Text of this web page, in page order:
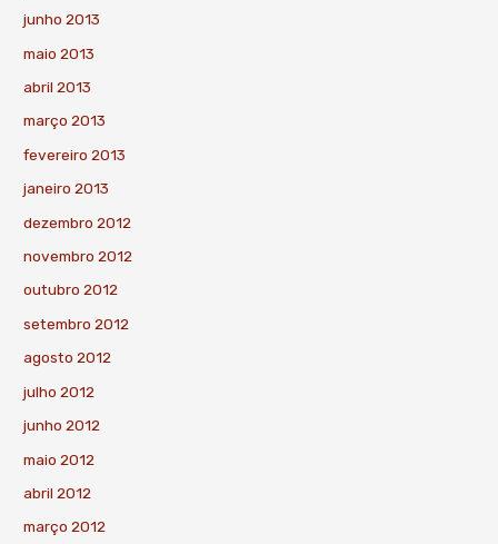
junho 2013
maio 2013
abril 2013
março 2013
fevereiro 2013
janeiro 2013
dezembro 2012
novembro 2012
outubro 2012
setembro 2012
agosto 2012
julho 2012
junho 2012
maio 2012
abril 2012
março 2012